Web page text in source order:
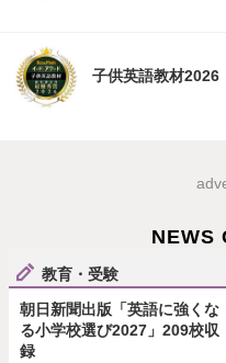
子供英語教材2026
NEWS
教育・受験
朝日新聞出版「英語に強くな
る小学校選び2027」209校収
録